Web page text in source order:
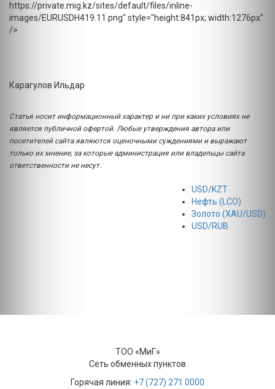
https://private.mig.kz/sites/default/files/inline-
images/EURUSDH419.11.png" style="height:841px; width:1276px"
/>
Карагулов Ильдар
Статья носит информационный характер и ни при каких условиях не
является публичной офертой. Любые утверждения автора или
посетителей сайта являются оценочными суждениями и выражают
только их мнение, за которые администрация или владельцы сайта
ответственности не несут.
USD/KZT
Нефть (LCO)
Золото (XAU/USD)
USD/RUB
ТОО «МиГ»
Сеть обменных пунктов
Горячая линия: +7 (727) 271 0000